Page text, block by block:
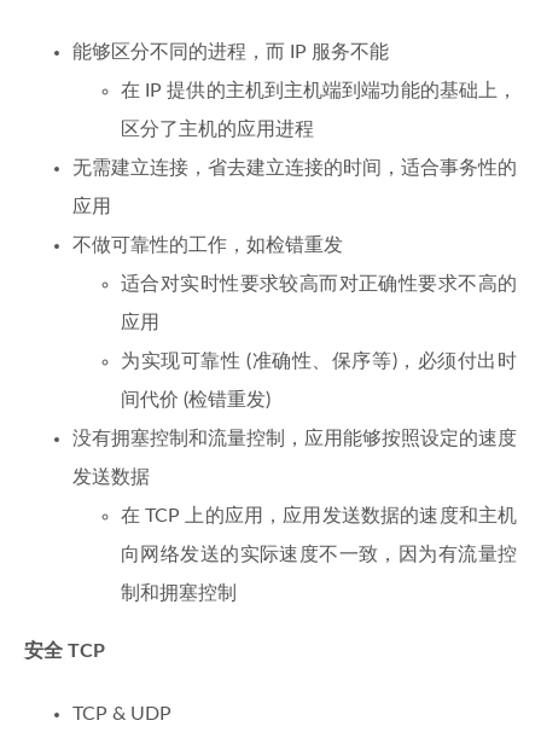
能够区分不同的进程，而 IP 服务不能
在 IP 提供的主机到主机端到端功能的基础上，
区分了主机的应用进程
无需建立连接，省去建立连接的时间，适合事务性的
应用
不做可靠性的工作，如检错重发
适合对实时性要求较高而对正确性要求不高的
应用
为实现可靠性 (准确性、保序等)，必须付出时
间代价 (检错重发)
没有拥塞控制和流量控制，应用能够按照设定的速度
发送数据
在 TCP 上的应用，应用发送数据的速度和主机
向网络发送的实际速度不一致，因为有流量控
制和拥塞控制
安全 TCP
TCP & UDP